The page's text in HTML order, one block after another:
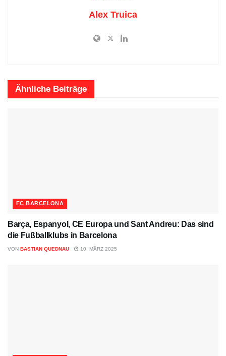
Alex Truica
Ähnliche Beiträge
FC BARCELONA
Barça, Espanyol, CE Europa und Sant Andreu: Das sind
die Fußballklubs in Barcelona
VON BASTIAN QUEDNAU 10. MÄRZ 2025